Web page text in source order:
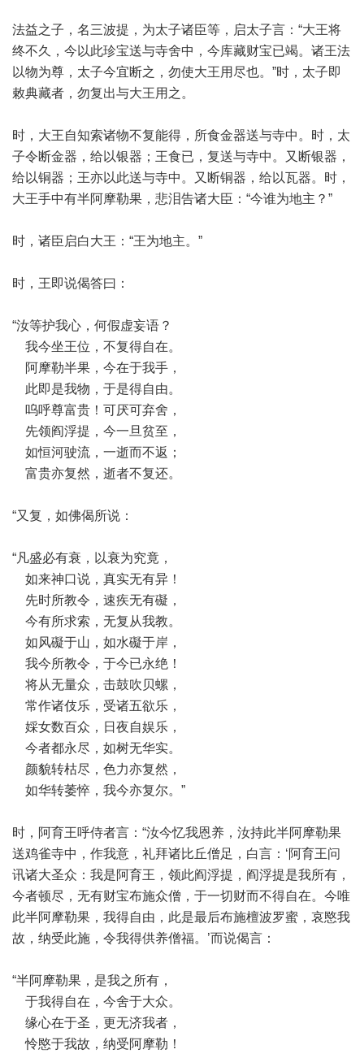
法益之子，名三波提，为太子诸臣等，启太子言：“大王将
终不久，今以此珍宝送与寺舍中，今库藏财宝已竭。诸王法
以物为尊，太子今宜断之，勿使大王用尽也。”时，太子即
敕典藏者，勿复出与大王用之。
时，大王自知索诸物不复能得，所食金器送与寺中。时，太
子令断金器，给以银器；王食已，复送与寺中。又断银器，
给以铜器；王亦以此送与寺中。又断铜器，给以瓦器。时，
大王手中有半阿摩勒果，悲泪告诸大臣：“今谁为地主？”
时，诸臣启白大王：“王为地主。”
时，王即说偈答曰：
“汝等护我心，何假虚妄语？
我今坐王位，不复得自在。
阿摩勒半果，今在于我手，
此即是我物，于是得自由。
呜呼尊富贵！可厌可弃舍，
先领阎浮提，今一旦贫至，
如恒河驶流，一逝而不返；
富贵亦复然，逝者不复还。
“又复，如佛偈所说：
“凡盛必有衰，以衰为究竟，
如来神口说，真实无有异！
先时所教令，速疾无有礙，
今有所求索，无复从我教。
如风礙于山，如水礙于岸，
我今所教令，于今已永绝！
将从无量众，击鼓吹贝螺，
常作诸伎乐，受诸五欲乐，
婇女数百众，日夜自娱乐，
今者都永尽，如树无华实。
颜貌转枯尽，色力亦复然，
如华转萎悴，我今亦复尔。”
时，阿育王呼侍者言：“汝今忆我恩养，汝持此半阿摩勒果
送鸡雀寺中，作我意，礼拜诸比丘僧足，白言：‘阿育王问
讯诸大圣众：我是阿育王，领此阎浮提，阎浮提是我所有，
今者顿尽，无有财宝布施众僧，于一切财而不得自在。今唯
此半阿摩勒果，我得自由，此是最后布施檀波罗蜜，哀愍我
故，纳受此施，令我得供养僧福。’而说偈言：
“半阿摩勒果，是我之所有，
于我得自在，今舍于大众。
缘心在于圣，更无济我者，
怜愍于我故，纳受阿摩勒！